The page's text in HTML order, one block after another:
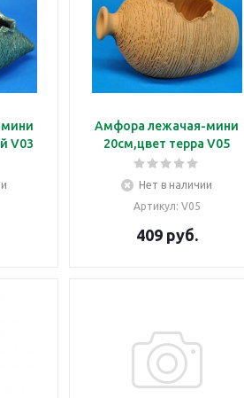
20см цвет зеленый V03
Амфора лежачая-мини
20см,цвет терра V05
Нет в наличии
Артикул: V05
409руб.